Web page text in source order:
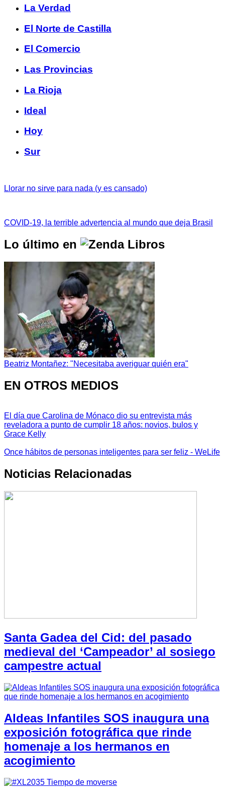
La Verdad
El Norte de Castilla
El Comercio
Las Provincias
La Rioja
Ideal
Hoy
Sur
Llorar no sirve para nada (y es cansado)
COVID-19, la terrible advertencia al mundo que deja Brasil
Lo último en
Beatriz Montañez: "Necesitaba averiguar quién era"
EN OTROS MEDIOS
El día que Carolina de Mónaco dio su entrevista más
reveladora a punto de cumplir 18 años: novios, bulos y
Grace Kelly
Once hábitos de personas inteligentes para ser feliz - WeLife
Noticias Relacionadas
Santa Gadea del Cid: del pasado
medieval del ‘Campeador’ al sosiego
campestre actual
Aldeas Infantiles SOS inaugura una
exposición fotográfica que rinde
homenaje a los hermanos en
acogimiento